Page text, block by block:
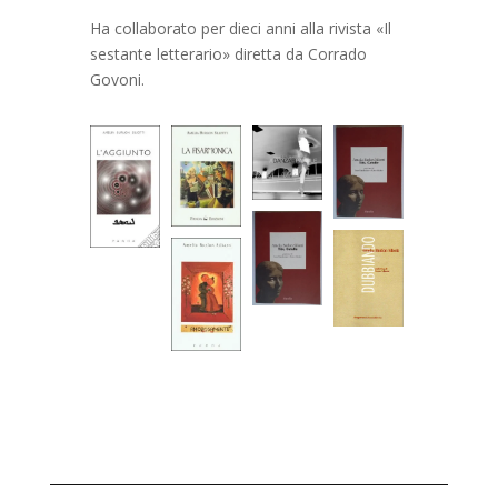
Ha collaborato per dieci anni alla rivista «Il
sestante letterario» diretta da Corrado
Govoni.